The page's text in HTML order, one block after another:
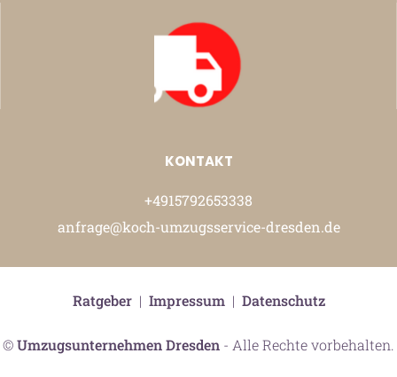
KONTAKT
+4915792653338
anfrage@koch-umzugsservice-dresden.de
©Umzugsunternehmen Dresden - Alle Rechte vorbehalten.
Ratgeber| Impressum| Datenschutz